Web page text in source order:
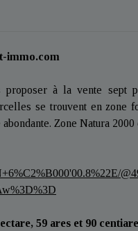
immo.com
à la vente sept
se trouvent en zone
Zone Natura
59 ares et 90